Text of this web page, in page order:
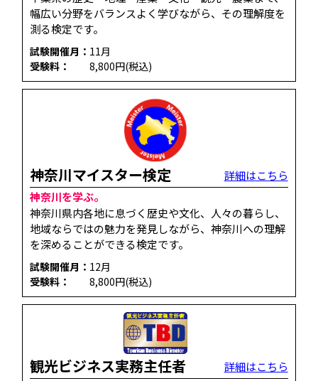
幅広い分野をバランスよく学びながら、その理解度を
測る検定です。
試験開催月： 11月
受験料：
8,800円(税込)
神奈川マイスター検定
詳細はこちら
神奈川を学ぶ。
神奈川県内各地に息づく歴史や文化、人々の暮らし、
地域ならではの魅力を発見しながら、神奈川への理解
を深めることができる検定です。
試験開催月： 12月
受験料：
8,800円(税込)
観光ビジネス実務主任者
詳細はこちら